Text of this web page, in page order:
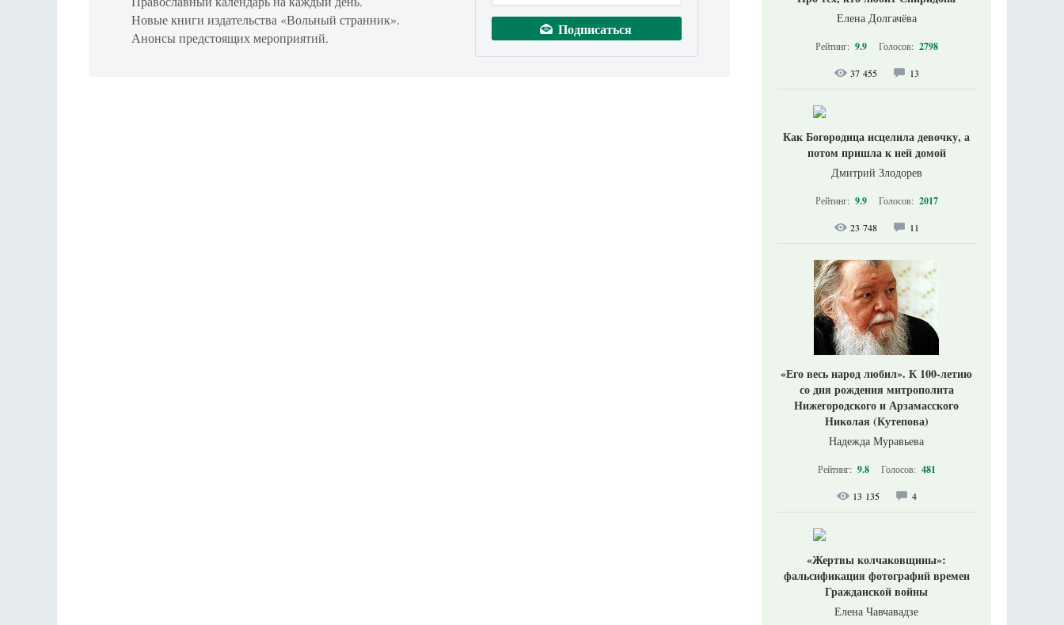
Новые книги издательства «Вольный странник».
Анонсы предстоящих мероприятий.
Елена Долгачёва
Рейтинг: 9.9 Голосов: 2798
37 455 13
Как Богородица исцелила девочку, а
потом пришла к ней домой
Дмитрий Злодорев
Рейтинг: 9.9 Голосов: 2017
23 748 11
«Его весь народ любил». К 100-летию
со дня рождения митрополита
Нижегородского и Арзамасского
Николая (Кутепова)
Надежда Муравьева
Рейтинг: 9.8 Голосов: 481
13 135 4
«Жертвы колчаковщины»:
фальсификация фотографий времен
Гражданской войны
Елена Чавчавадзе